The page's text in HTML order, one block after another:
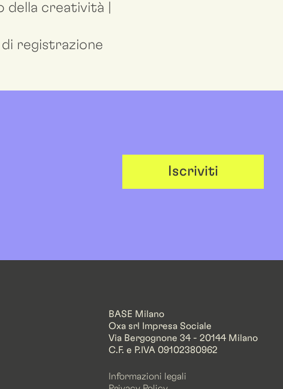
creatività |
di registrazione
Iscriviti
BASE Milano
Oxa srl Impresa Sociale
Via Bergognone 34 - 20144 Milano
C.F. e P.IVA 09102380962
Informazioni legali